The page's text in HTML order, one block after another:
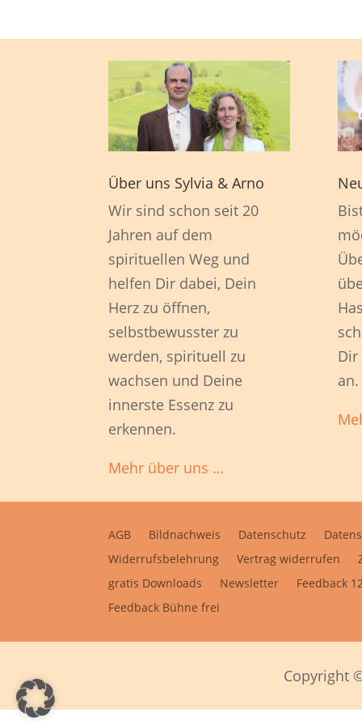
Über uns Sylvia & Arno
Wir sind schon seit 20
Jahren auf dem
spirituellen Weg und
helfen Dir dabei, Dein
Herz zu öffnen,
selbstbewusster zu
werden, spirituell zu
wachsen und Deine
innerste Essenz zu
erkennen.
Mehr über uns …
Dir
an.
AGB Bildnachweis Datenschutz
Widerrufsbelehrung
Vertrag widerrufen
gratis Downloads
Newsletter Feedback
Feedback Bühne frei
Copyright